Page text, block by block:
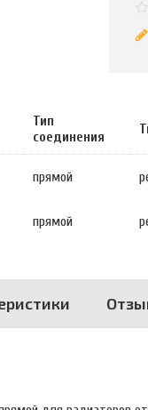
Тип
соединения
прямой
прямой